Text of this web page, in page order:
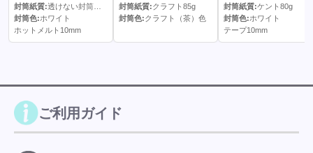
封筒紙質:透けない封筒ケント80g
封筒色:ホワイト
ホットメルト10mm
封筒紙質:クラフト85g
封筒色:クラフト（茶）色
封筒紙質:ケント80g
封筒色:ホワイト
テープ10mm
ご利用ガイド